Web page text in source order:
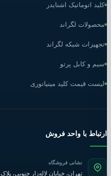
کلید اتوماتیک اشنایدر
محصولات لگراند
تجهیزات شبکه لگراند
سیم و کابل پرتو
لیست قیمت کلید مینیاتوری
ارتباط با واحد فروش
نشانی فروشگاه
تهران، خیابان لاله‌زار جنوبی، پلاک ۲۰۰